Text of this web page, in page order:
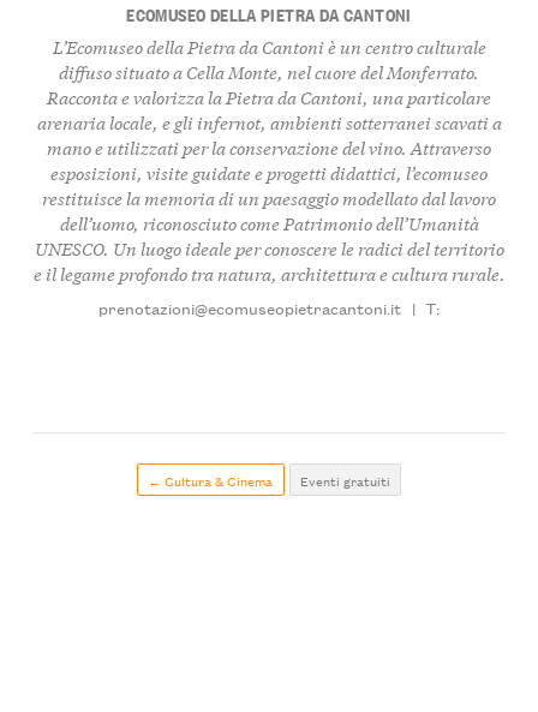
ECOMUSEO DELLA PIETRA DA CANTONI
L’Ecomuseo della Pietra da Cantoni è un centro culturale
diffuso situato a Cella Monte, nel cuore del Monferrato.
Racconta e valorizza la Pietra da Cantoni, una particolare
arenaria locale, e gli infernot, ambienti sotterranei scavati a
mano e utilizzati per la conservazione del vino. Attraverso
esposizioni, visite guidate e progetti didattici, l’ecomuseo
restituisce la memoria di un paesaggio modellato dal lavoro
dell’uomo, riconosciuto come Patrimonio dell’Umanità
UNESCO. Un luogo ideale per conoscere le radici del territorio
e il legame profondo tra natura, architettura e cultura rurale.
prenotazioni@ecomuseopietracantoni.it | T:
← Cultura & Cinema Eventi gratuiti